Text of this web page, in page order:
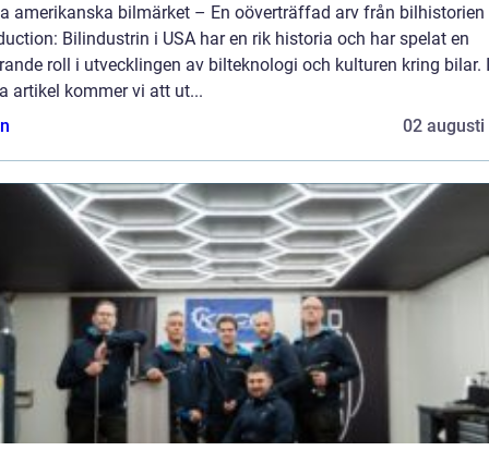
amerikanska bilmärket – En oöverträffad arv från bilhistorien
Bilindustrin i USA har en rik historia och har spelat en
roll i utvecklingen av bilteknologi och kulturen kring bilar. I
artikel kommer vi att ut...
02 augusti